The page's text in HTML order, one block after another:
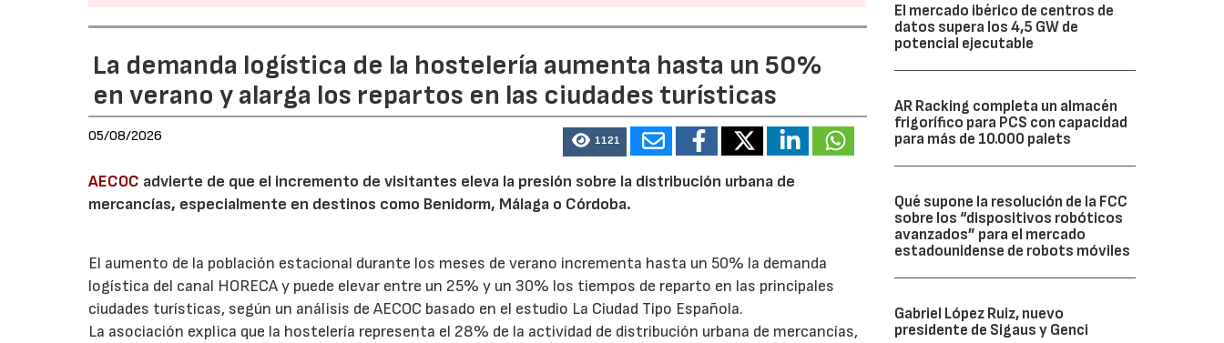
La demanda logística de la hostelería aumenta hasta un 50%
en verano y alarga los repartos en las ciudades turísticas
05/08/2026 1121
AECOC advierte de que el incremento de visitantes eleva la presión sobre la distribución urbana de
mercancías, especialmente en destinos como Benidorm, Málaga o Córdoba.
El aumento de la población estacional durante los meses de verano incrementa hasta un 50% la demanda
logística del canal HORECA y puede elevar entre un 25% y un 30% los tiempos de reparto en las principales
ciudades turísticas, según un análisis de AECOC basado en el estudio La Ciudad Tipo Española.
La asociación explica que la hostelería representa el 28% de la actividad de distribución urbana de mercancías,
El mercado ibérico de centros de
datos supera los 4,5 GW de
potencial ejecutable
AR Racking completa un almacén
frigorífico para PCS con capacidad
para más de 10.000 palets
Qué supone la resolución de la FCC
sobre los “dispositivos robóticos
avanzados” para el mercado
estadounidense de robots móviles
Gabriel López Ruiz, nuevo
presidente de Sigaus y Genci